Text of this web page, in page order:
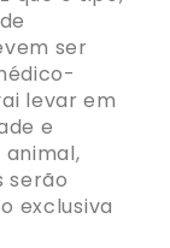
ser
levar em
e
serão
exclusiva